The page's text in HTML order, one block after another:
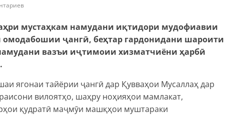
мустаҳкам намудани иқтидори мудофиавии
ҷангӣ, беҳтар гардонидани шароити
вазъи иҷтимоии хизматчиёни ҳарбӣ
ягонаи тайёрии ҷангӣ дар Қувваҳои Мусаллаҳ дар
вилоятҳо, шаҳру ноҳияҳои мамлакат,
қудратӣ маҷмӯи машқҳои муштараки